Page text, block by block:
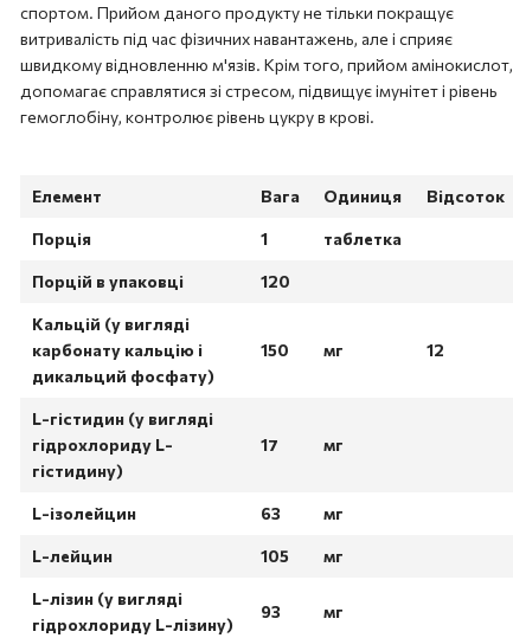
спортом. Прийом даного продукту не тільки покращує
витривалість під час фізичних навантажень, але і сприяє
швидкому відновленню м'язів. Крім того, прийом амінокислот,
допомагає справлятися зі стресом, підвищує імунітет і рівень
гемоглобіну, контролює рівень цукру в крові.
Елемент Вага Одиниця Відсоток
Порція 1 таблетка
Порцій в упаковці 120
Кальцій (у вигляді
карбонату кальцію і
дикальций фосфату)
150 мг 12
L-гістидин (у вигляді
гідрохлориду L-
гістидину)
17 мг
L-ізолейцин 63 мг
L-лейцин 105 мг
L-лізин (у вигляді
гідрохлориду L-лізину)
93 мг